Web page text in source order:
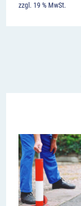
zzgl. 19 % MwSt.